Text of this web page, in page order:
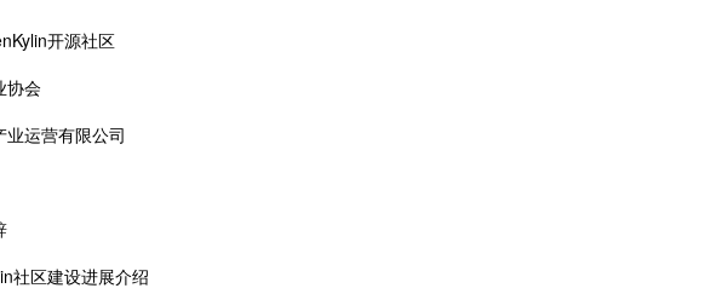
开源社区
协会
运营有限公司
社区建设进展介绍